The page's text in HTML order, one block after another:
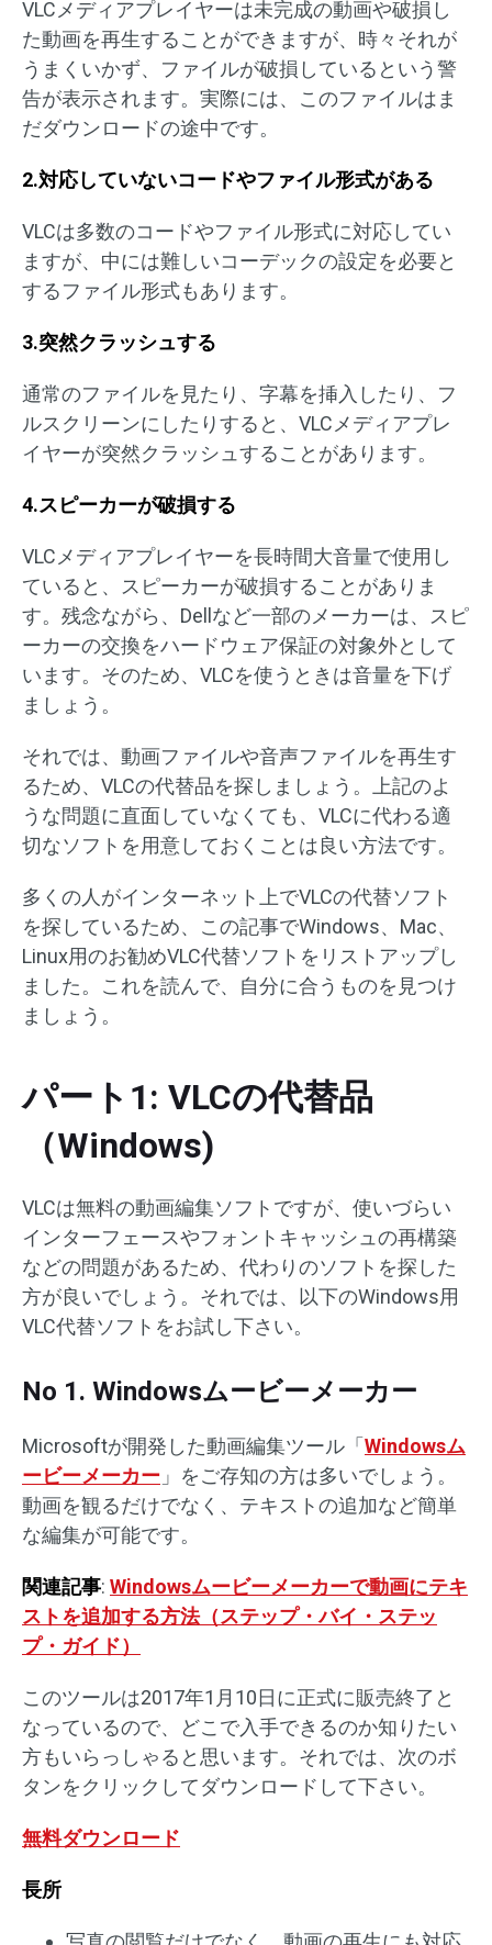
VLCメディアプレイヤーは未完成の動画や破損し
た動画を再生することができますが、時々それが
うまくいかず、ファイルが破損しているという警
告が表示されます。実際には、このファイルはま
だダウンロードの途中です。
2.対応していないコードやファイル形式がある
VLCは多数のコードやファイル形式に対応してい
ますが、中には難しいコーデックの設定を必要と
するファイル形式もあります。
3.突然クラッシュする
通常のファイルを見たり、字幕を挿入したり、フ
ルスクリーンにしたりすると、VLCメディアプレ
イヤーが突然クラッシュすることがあります。
4.スピーカーが破損する
VLCメディアプレイヤーを長時間大音量で使用し
ていると、スピーカーが破損することがありま
す。残念ながら、Dellなど一部のメーカーは、スピ
ーカーの交換をハードウェア保証の対象外として
います。そのため、VLCを使うときは音量を下げ
ましょう。
それでは、動画ファイルや音声ファイルを再生す
るため、VLCの代替品を探しましょう。上記のよ
うな問題に直面していなくても、VLCに代わる適
切なソフトを用意しておくことは良い方法です。
多くの人がインターネット上でVLCの代替ソフト
を探しているため、この記事でWindows、Mac、
Linux用のお勧めVLC代替ソフトをリストアップし
ました。これを読んで、自分に合うものを見つけ
ましょう。
パート1: VLCの代替品
（Windows)
VLCは無料の動画編集ソフトですが、使いづらい
インターフェースやフォントキャッシュの再構築
などの問題があるため、代わりのソフトを探した
方が良いでしょう。それでは、以下のWindows用
VLC代替ソフトをお試し下さい。
No 1. Windowsムービーメーカー
Microsoftが開発した動画編集ツール「 Windowsム
ービーメーカー 」をご存知の方は多いでしょう。
動画を観るだけでなく、テキストの追加など簡単
な編集が可能です。
関連記事: Windowsムービーメーカーで動画にテキ
ストを追加する方法（ステップ・バイ・ステッ
プ・ガイド）
このツールは2017年1月10日に正式に販売終了と
なっているので、どこで入手できるのか知りたい
方もいらっしゃると思います。それでは、次のボ
タンをクリックしてダウンロードして下さい。
無料ダウンロード
長所